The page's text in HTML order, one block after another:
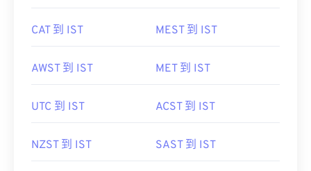
CAT 到 IST MEST 到 IST
AWST 到 IST MET 到 IST
UTC 到 IST ACST 到 IST
NZST 到 IST SAST 到 IST